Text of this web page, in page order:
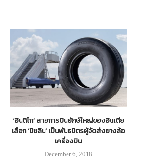
‘อินดิโก’ สายการบินยักษ์ใหญ่ของอินเดีย
เลือก ‘มิชลิน’ เป็นพันธมิตรผู้จัดส่งยางล้อ
เครื่องบิน
December 6, 2018